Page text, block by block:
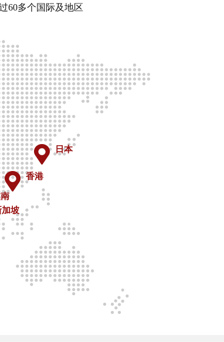
60多个国际及地区
日本
香港
加坡